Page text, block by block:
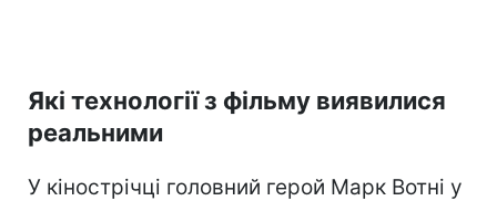
Які технології з фільму виявилися
реальними
У кінострічці головний герой Марк Вотні у